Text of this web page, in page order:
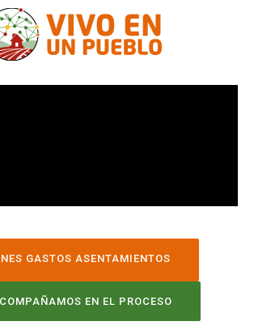
GASTOS ASENTAMIENTOS
EN EL PROCESO